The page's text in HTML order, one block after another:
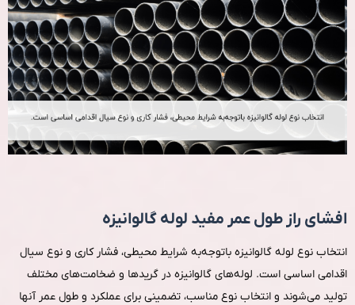
افشای راز طول عمر مفید لوله گالوانیزه
انتخاب نوع لوله گالوانیزه باتوجه‌به شرایط محیطی، فشار کاری و نوع سیال
اقدامی اساسی است. لوله‌های گالوانیزه در گریدها و ضخامت‌های مختلف
تولید می‌شوند و انتخاب نوع مناسب، تضمینی برای عملکرد و طول عمر آنها